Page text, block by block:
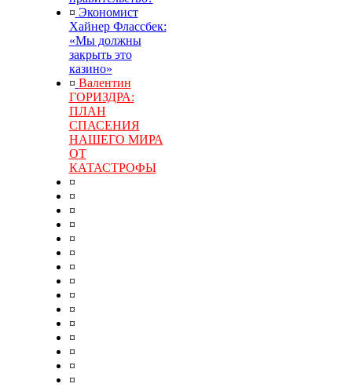
¤ Экономист
Хайнер Флассбек:
«Мы должны
закрыть это
казино»
¤ Валентин
ГОРИЗДРА:
ПЛАН
СПАСЕНИЯ
НАШЕГО МИРА
ОТ
КАТАСТРОФЫ
¤
¤
¤
¤
¤
¤
¤
¤
¤
¤
¤
¤
¤
¤
¤